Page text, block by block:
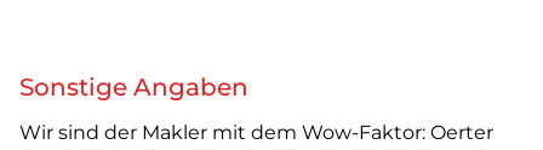
Sonstige Angaben
Wir sind der Makler mit dem Wow-Faktor: Oerter